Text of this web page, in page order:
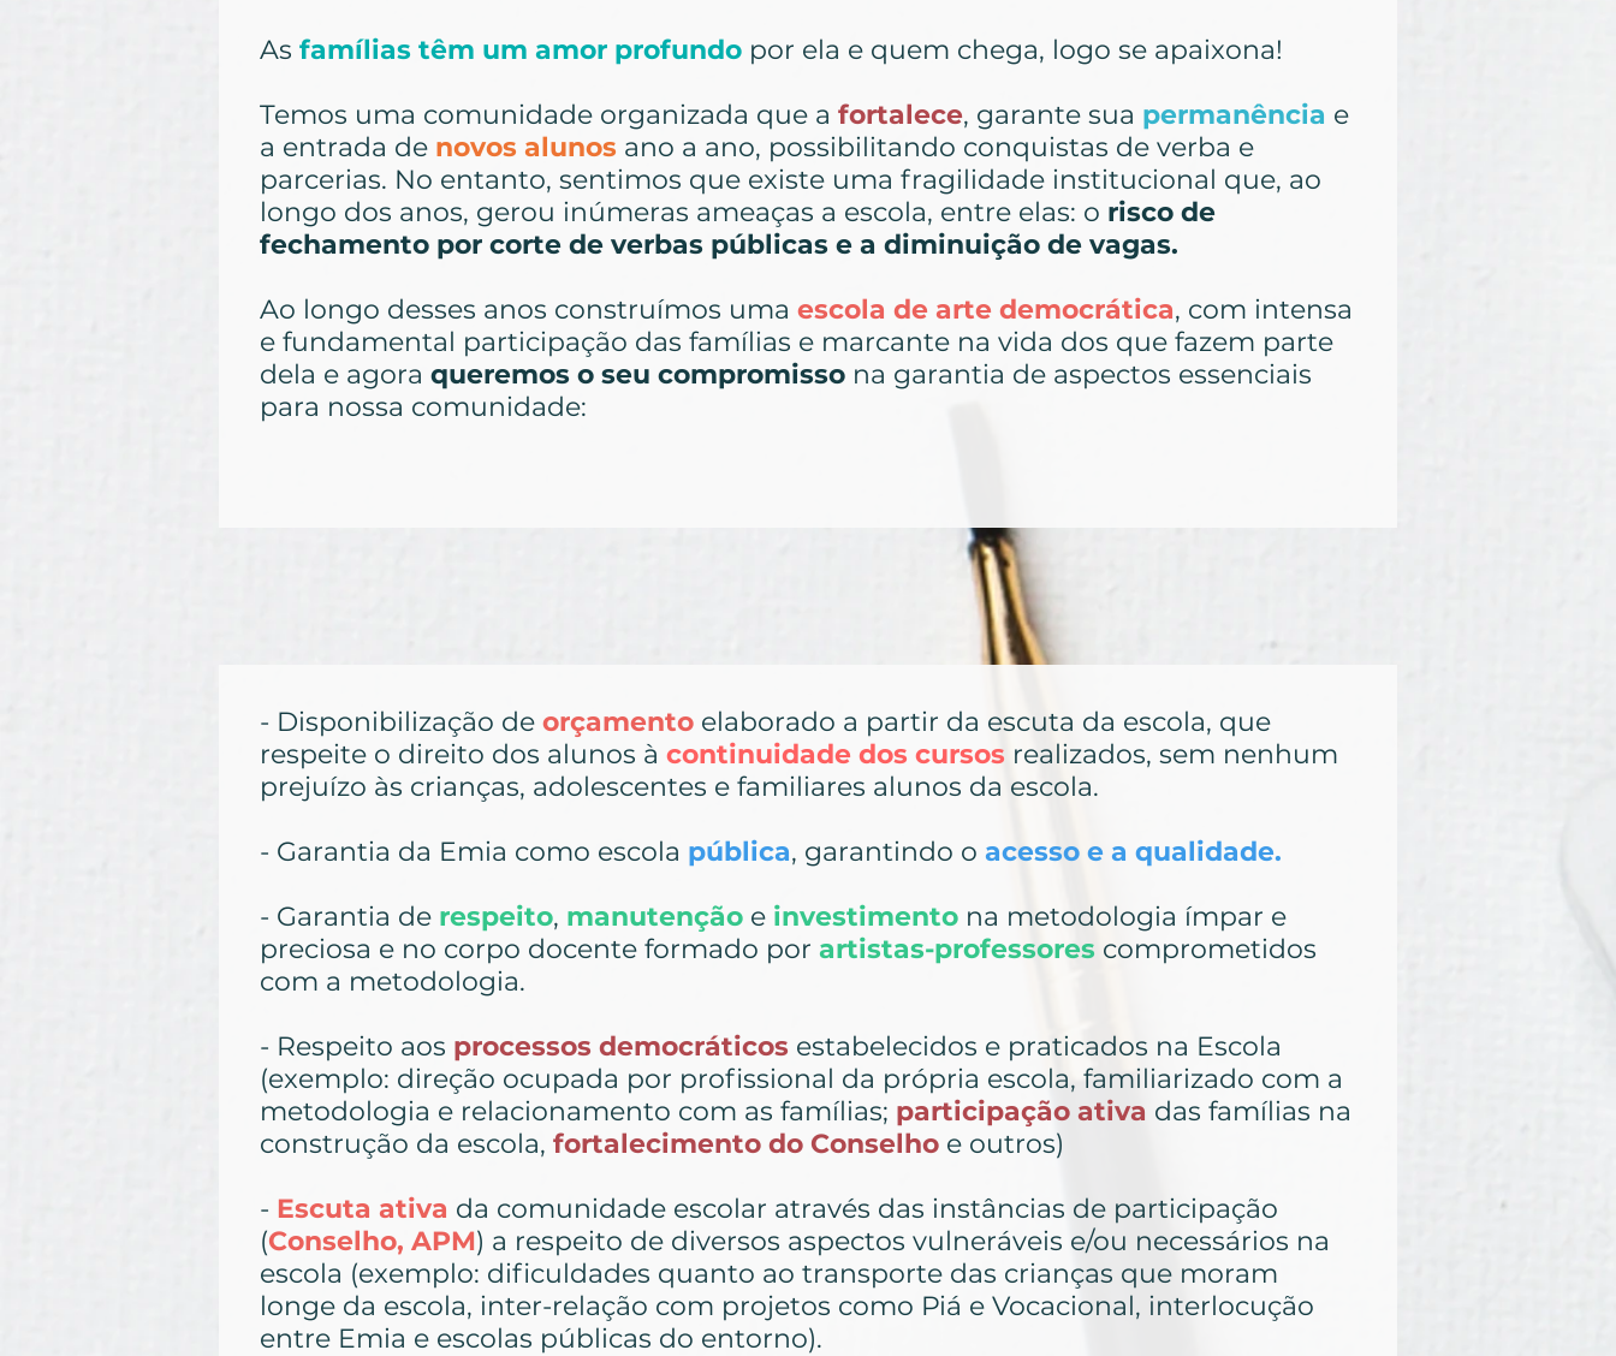
As famílias têm um amor profundo por ela e quem chega, logo se apaixona!
Temos uma comunidade organizada que a fortalece, garante sua permanência e
a entrada de novos alunos ano a ano, possibilitando conquistas de verba e
parcerias. No entanto, sentimos que existe uma fragilidade institucional que, ao
longo dos anos, gerou inúmeras ameaças a escola, entre elas: o risco de
fechamento por corte de verbas públicas e a diminuição de vagas.
Ao longo desses anos construímos uma escola de arte democrática, com intensa
e fundamental participação das famílias e marcante na vida dos que fazem parte
dela e agora queremos o seu compromisso na garantia de aspectos essenciais
para nossa comunidade:
- Disponibilização de orçamento elaborado a partir da escuta da escola, que
respeite o direito dos alunos à continuidade dos cursos realizados, sem nenhum
prejuízo às crianças, adolescentes e familiares alunos da escola.
- Garantia da Emia como escola pública, garantindo o acesso e a qualidade.
- Garantia de respeito, manutenção e investimento na metodologia ímpar e
preciosa e no corpo docente formado por artistas-professores comprometidos
com a metodologia.
- Respeito aos processos democráticos estabelecidos e praticados na Escola
(exemplo: direção ocupada por profissional da própria escola, familiarizado com a
metodologia e relacionamento com as famílias; participação ativa das famílias na
construção da escola, fortalecimento do Conselho e outros)
- Escuta ativa da comunidade escolar através das instâncias de participação
(Conselho, APM) a respeito de diversos aspectos vulneráveis e/ou necessários na
escola (exemplo: dificuldades quanto ao transporte das crianças que moram
longe da escola, inter-relação com projetos como Piá e Vocacional, interlocução
entre Emia e escolas públicas do entorno).